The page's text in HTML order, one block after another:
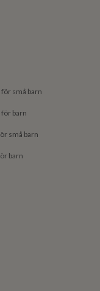
små barn
barn
små barn
barn